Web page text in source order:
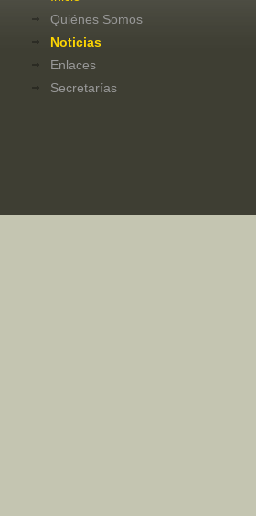
Quiénes Somos
Noticias
Enlaces
Secretarías